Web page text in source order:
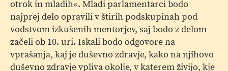
otrok in mladih«. Mladi parlamentarci bodo
najprej delo opravili v štirih podskupinah pod
vodstvom izkušenih mentorjev, saj bodo z delom
začeli ob 10. uri. Iskali bodo odgovore na
vprašanja, kaj je duševno zdravje, kako na njihovo
duševno zdravje vpliva okolje, v katerem živijo, kje